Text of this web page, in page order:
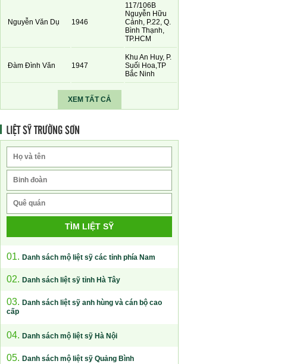
Nguyễn Văn Dụ 1946
117/106B
Nguyễn Hữu
Cảnh, P.22, Q.
Bình Thạnh,
TP.HCM
Đàm Đình Văn 1947
Khu An Huy, P.
Suối Hoa,TP
Bắc Ninh
XEM TẤT CẢ
LIỆT SỸ TRƯỜNG SƠN
TÌM LIỆT SỸ
01. Danh sách mộ liệt sỹ các tỉnh phía Nam
02. Danh sách liệt sỹ tỉnh Hà Tây
03. Danh sách liệt sỹ anh hùng và cán bộ cao
cấp
04. Danh sách mộ liệt sỹ Hà Nội
05. Danh sách mộ liệt sỹ Quảng Bình